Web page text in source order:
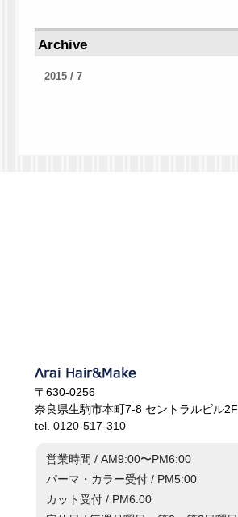
Archive
2015 / 7
〒630-0256
奈良県生駒市本町7-8 セントラルビル2F
tel. 0120-517-310
営業時間 / AM9:00〜PM6:00
パーマ・カラー受付 / PM5:00
カット受付 / PM6:00